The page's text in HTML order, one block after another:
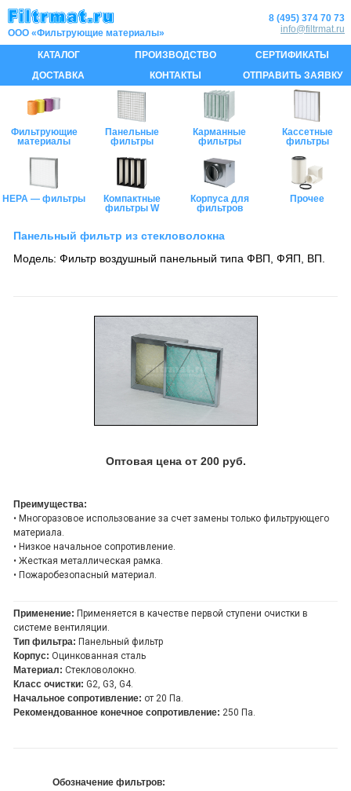
8 (495) 374 70 73
info@filtrmat.ru
КАТАЛОГ ПРОИЗВОДСТВО
СЕРТИФИКАТЫ
ДОСТАВКА
КОНТАКТЫ ОТПРАВИТЬ ЗАЯВКУ
Фильтрующие
материалы
Панельные
фильтры
Карманные
фильтры
Кассетные
фильтры
HEPA — фильтры
Компактные
фильтры W
Корпуса для
фильтров
Прочее
Панельный фильтр из стекловолокна
Модель: Фильтр воздушный панельный типа ФВП, ФЯП, ВП.
Оптовая цена от 200 руб.
Преимущества:
• Многоразовое использование за счет замены только фильтрующего
материала.
• Низкое начальное сопротивление.
• Жесткая металлическая рамка.
• Пожаробезопасный материал.
Применение: Применяется в качестве первой ступени очистки в
системе вентиляции.
Тип фильтра: Панельный фильтр
Корпус: Оцинкованная сталь
Материал: Стекловолокно.
Класс очистки: G2, G3, G4.
Начальное сопротивление: от 20 Па.
Рекомендованное конечное сопротивление: 250 Па.
Обозначение фильтров: